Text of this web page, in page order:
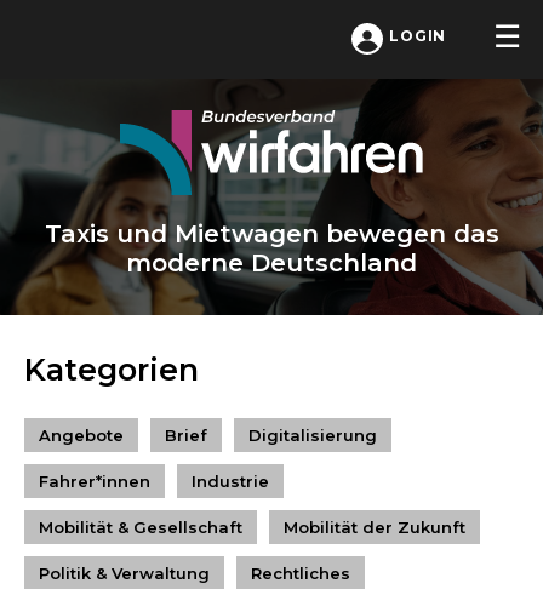
LOGIN
Taxis und Mietwagen bewegen das
moderne Deutschland
Kategorien
Angebote Brief Digitalisierung
Fahrer*innen Industrie
Mobilität & Gesellschaft Mobilität der Zukunft
Politik & Verwaltung Rechtliches